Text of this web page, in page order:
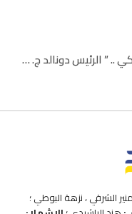
.. ” الرئيس دونالد ج. …
منير الشرقي ، نزهة البوطي ؛